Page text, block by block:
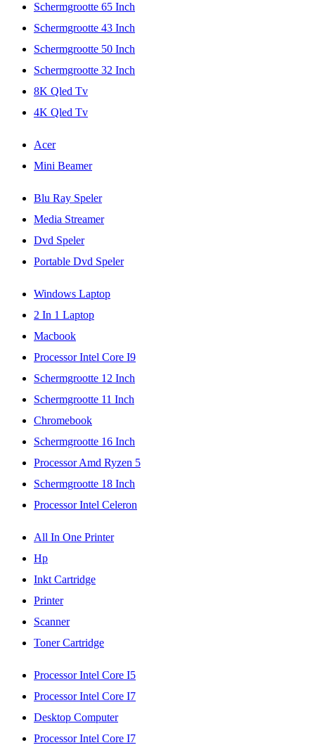
Schermgrootte 65 Inch
Schermgrootte 43 Inch
Schermgrootte 50 Inch
Schermgrootte 32 Inch
8K Qled Tv
4K Qled Tv
Acer
Mini Beamer
Blu Ray Speler
Media Streamer
Dvd Speler
Portable Dvd Speler
Windows Laptop
2 In 1 Laptop
Macbook
Processor Intel Core I9
Schermgrootte 12 Inch
Schermgrootte 11 Inch
Chromebook
Schermgrootte 16 Inch
Processor Amd Ryzen 5
Schermgrootte 18 Inch
Processor Intel Celeron
All In One Printer
Hp
Inkt Cartridge
Printer
Scanner
Toner Cartridge
Processor Intel Core I5
Processor Intel Core I7
Desktop Computer
Processor Intel Core I7